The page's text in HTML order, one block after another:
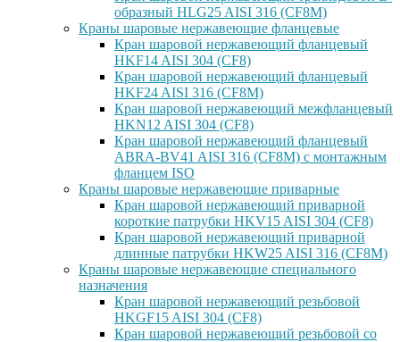
образный HLG25 AISI 316 (CF8M)
Краны шаровые нержавеющие фланцевые
Кран шаровой нержавеющий фланцевый
HKF14 AISI 304 (CF8)
Кран шаровой нержавеющий фланцевый
HKF24 AISI 316 (CF8M)
Кран шаровой нержавеющий межфланцевый
HKN12 AISI 304 (CF8)
Кран шаровой нержавеющий фланцевый
ABRA-BV41 AISI 316 (CF8M) с монтажным
фланцем ISO
Краны шаровые нержавеющие приварные
Кран шаровой нержавеющий приварной
короткие патрубки HKV15 AISI 304 (CF8)
Кран шаровой нержавеющий приварной
длинные патрубки HKW25 AISI 316 (CF8M)
Краны шаровые нержавеющие специального
назначения
Кран шаровой нержавеющий резьбовой
HKGF15 AISI 304 (CF8)
Кран шаровой нержавеющий резьбовой со